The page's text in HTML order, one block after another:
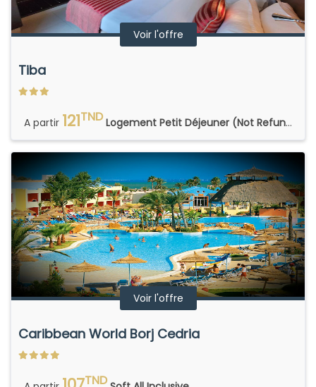
Voir l'offre
Tiba
A partir 121TND Logement Petit Déjeuner (Not Refundable)
Voir l'offre
Caribbean World Borj Cedria
TND